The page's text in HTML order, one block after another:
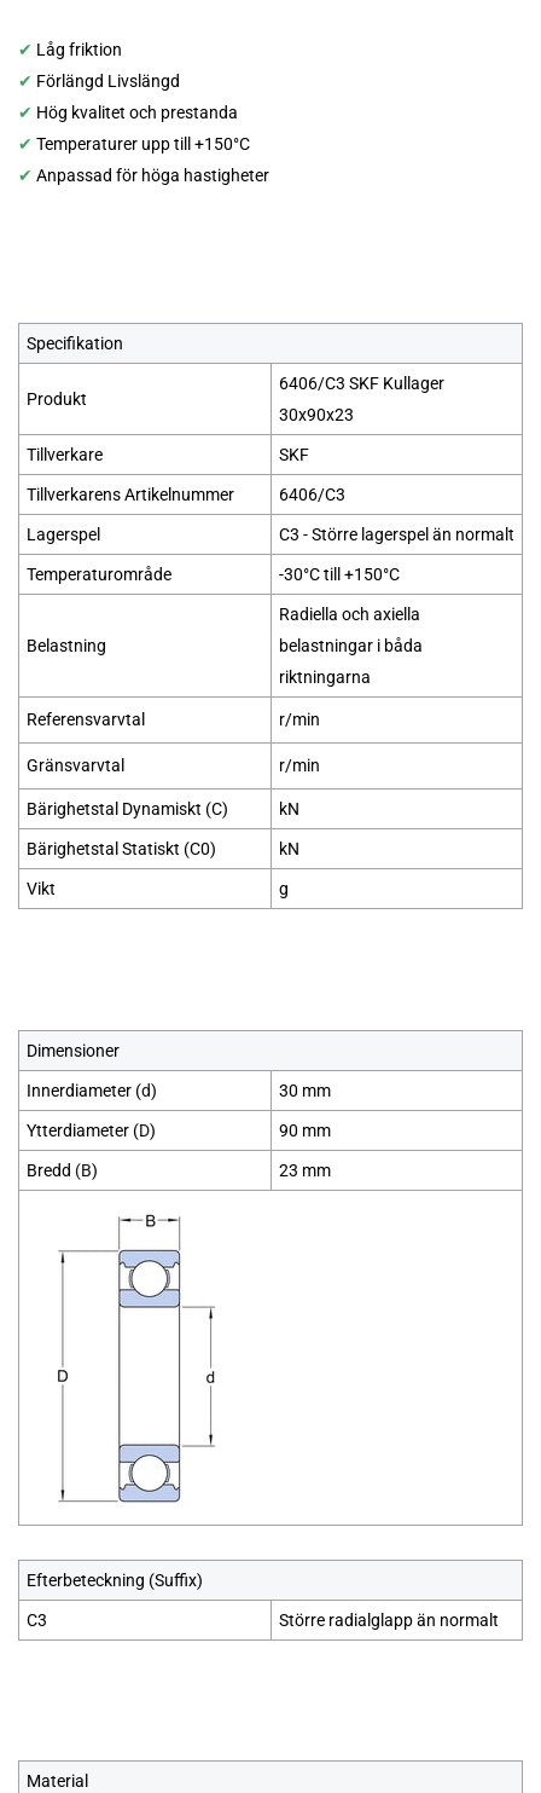
✔ Låg friktion
✔ Förlängd Livslängd
✔ Hög kvalitet och prestanda
✔ Temperaturer upp till +150°C
✔ Anpassad för höga hastigheter
Specifikation
Produkt
6406/C3 SKF Kullager
30x90x23
Tillverkare SKF
Tillverkarens Artikelnummer 6406/C3
Lagerspel C3 - Större lagerspel än normalt
Temperaturområde -30°C till +150°C
Belastning
Radiella och axiella
belastningar i båda
riktningarna
Referensvarvtal r/min
Gränsvarvtal r/min
Bärighetstal Dynamiskt (C) kN
Bärighetstal Statiskt (C0) kN
Vikt g
Dimensioner
Innerdiameter (d) 30 mm
Ytterdiameter (D) 90 mm
Bredd (B) 23 mm
Efterbeteckning (Suffix)
C3 Större radialglapp än normalt
Material